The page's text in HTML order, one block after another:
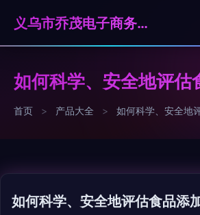
义乌市乔茂电子商务有限公司
如何科学、安全地评估
首页 > 产品大全 > 如何科学、安全地
如何科学、安全地评估食品添